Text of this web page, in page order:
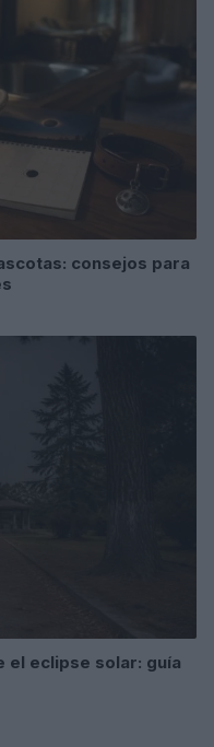
consejos para
el eclipse solar: guía